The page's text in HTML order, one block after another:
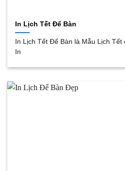
In Lịch Tết Để Bàn
In Lịch Tết Để Bàn là Mẫu Lịch
In